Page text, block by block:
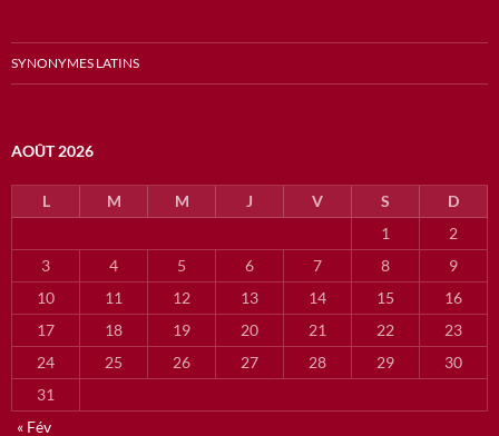
SYNONYMES LATINS
AOÛT 2026
L M M J V S
D
1
2
3
4 5 6 7 8
9
10
11 12 13 14 15
16
17
18 19 20 21 22
23
24
25 26 27 28 29
30
31
« Fév